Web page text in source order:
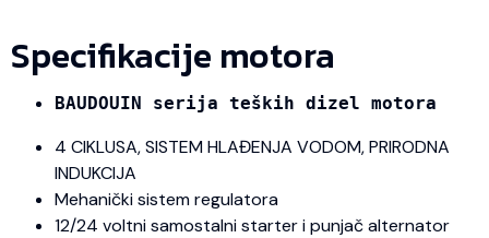
Specifikacije motora
BAUDOUIN serija teških dizel motora
4 CIKLUSA, SISTEM HLAĐENJA VODOM, PRIRODNA
INDUKCIJA
Mehanički sistem regulatora
12/24 voltni samostalni starter i punjač alternator